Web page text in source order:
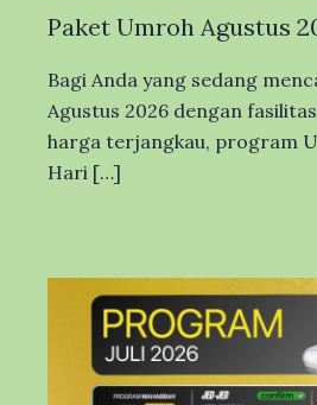
Paket Umroh Agustus
Bagi Anda yang sedang
Agustus 2026 dengan
harga terjangkau, program
Hari […]